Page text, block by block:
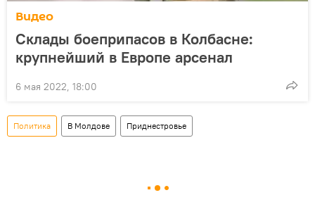
Видео
Склады боеприпасов в Колбасне:
крупнейший в Европе арсенал
6 мая 2022, 18:00
Политика В Молдове Приднестровье